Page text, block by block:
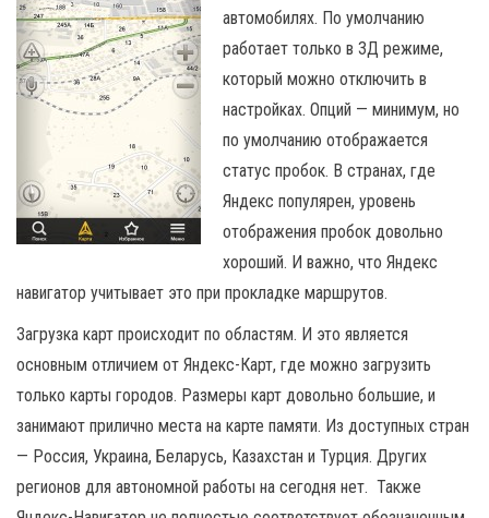
автомобилях. По умолчанию
работает только в 3Д режиме,
который можно отключить в
настройках. Опций — минимум, но
по умолчанию отображается
статус пробок. В странах, где
Яндекс популярен, уровень
отображения пробок довольно
хороший. И важно, что Яндекс
навигатор учитывает это при прокладке маршрутов.
Загрузка карт происходит по областям. И это является
основным отличием от Яндекс-Карт, где можно загрузить
только карты городов. Размеры карт довольно большие, и
занимают прилично места на карте памяти. Из доступных стран
— Россия, Украина, Беларусь, Казахстан и Турция. Других
регионов для автономной работы на сегодня нет. Также